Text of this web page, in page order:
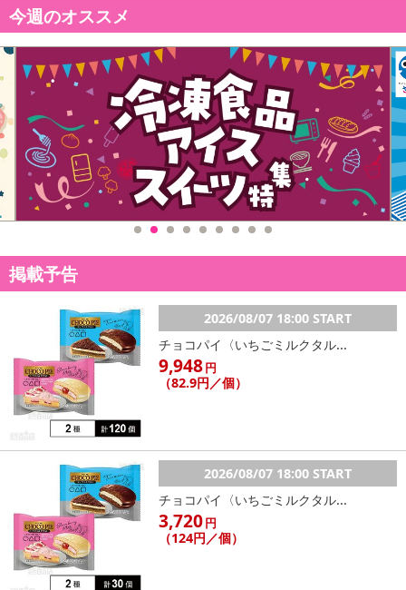
注意事項
【キャンセルについて】
※お申込み後のキャンセルはお受けできません。
記載されている内容を必ずご確認いただき、お届けする商品セット
今週のオススメ
掲載予告
2026/08/07 18:00 START
チョコパイ〈いちごミルクタル...
9,948円
（82.9円／個）
2026/08/07 18:00 START
チョコパイ〈いちごミルクタル...
3,720円
（124円／個）